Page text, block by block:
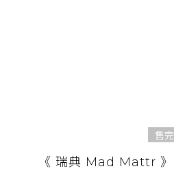
售完
《 瑞典 Mad Mattr 》